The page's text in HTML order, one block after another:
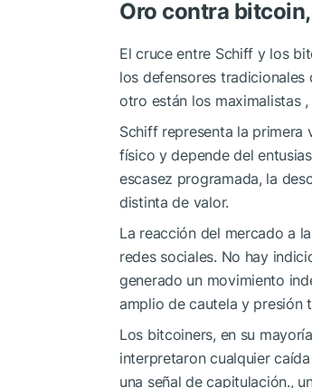
Oro contra
El cruce entre Schiff y los
los defensores
otro están los maximalistas
Schiff representa la primera
físico y depende del
escasez programada, la
distinta de valor.
La reacción del mercado a
redes sociales. No hay
generado un movimiento
amplio de cautela y presión
Los bitcoiners, en su
interpretaron cualquier
una señal de capitulación.,